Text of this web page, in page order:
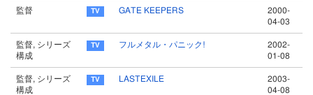
監督 GATE KEEPERS
2000-
04-03
監督, シリーズ
構成
フルメタル・パニック!
2002-
01-08
監督, シリーズ
構成
LASTEXILE
2003-
04-08